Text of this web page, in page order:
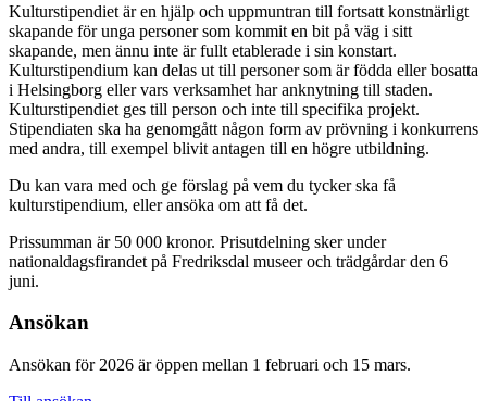
Kulturstipendiet är en hjälp och uppmuntran till fortsatt konstnärligt
skapande för unga personer som kommit en bit på väg i sitt
skapande, men ännu inte är fullt etablerade i sin konstart.
Kulturstipendium kan delas ut till personer som är födda eller bosatta
i Helsingborg eller vars verksamhet har anknytning till staden.
Kulturstipendiet ges till person och inte till specifika projekt.
Stipendiaten ska ha genomgått någon form av prövning i konkurrens
med andra, till exempel blivit antagen till en högre utbildning.
Du kan vara med och ge förslag på vem du tycker ska få
kulturstipendium, eller ansöka om att få det.
Prissumman är 50 000 kronor. Prisutdelning sker under
nationaldagsfirandet på Fredriksdal museer och trädgårdar den 6
juni.
Ansökan
Ansökan för 2026 är öppen mellan 1 februari och 15 mars.